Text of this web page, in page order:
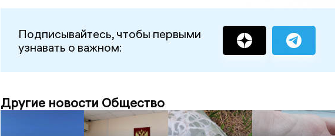
Подписывайтесь, чтобы первыми
узнавать о важном:
Другие новости Общество